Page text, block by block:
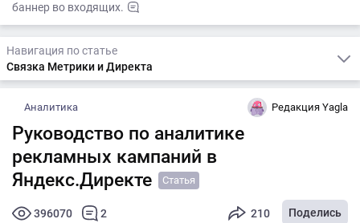
баннер во входящих.
Навигация по статье
Связка Метрики и Директа
Аналитика Редакция Yagla
Руководство по аналитике
рекламных кампаний в
Яндекс.Директе
Статья
396070 2 210 Поделись